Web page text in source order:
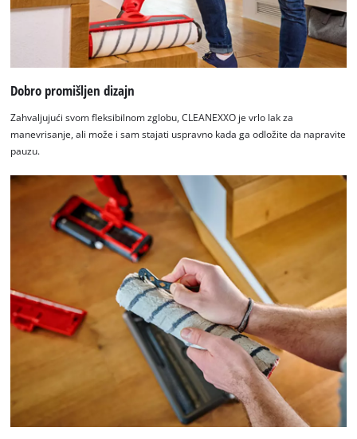
Dobro promišljen dizajn
Zahvaljujući svom fleksibilnom zglobu, CLEANEXXO je vrlo lak za
manevrisanje, ali može i sam stajati uspravno kada ga odložite da napravite
pauzu.